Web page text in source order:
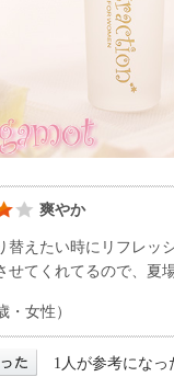
爽やか
替えたい時にリフレッ
せてくれてるので、夏
・女性）
1人が参考になっ